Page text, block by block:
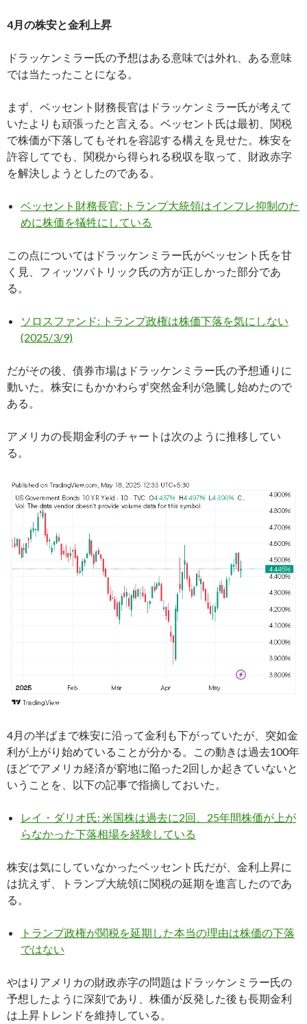
4月の株安と金利上昇
ドラッケンミラー氏の予想はある意味では外れ、ある意味
では当たったことになる。
まず、ベッセント財務長官はドラッケンミラー氏が考えて
いたよりも頑張ったと言える。ベッセント氏は最初、関税
で株価が下落してもそれを容認する構えを見せた。株安を
許容してでも、関税から得られる税収を取って、財政赤字
を解決しようとしたのである。
ベッセント財務長官: トランプ大統領はインフレ抑制のた
めに株価を犠牲にしている
この点についてはドラッケンミラー氏がベッセント氏を甘
く見、フィッツパトリック氏の方が正しかった部分であ
る。
ソロスファンド: トランプ政権は株価下落を気にしない
(2025/3/9)
だがその後、債券市場はドラッケンミラー氏の予想通りに
動いた。株安にもかかわらず突然金利が急騰し始めたので
ある。
アメリカの長期金利のチャートは次のように推移してい
る。
4月の半ばまで株安に沿って金利も下がっていたが、突如金
利が上がり始めていることが分かる。この動きは過去100年
ほどでアメリカ経済が窮地に陥った2回しか起きていないと
いうことを、以下の記事で指摘しておいた。
レイ・ダリオ氏: 米国株は過去に2回、25年間株価が上が
らなかった下落相場を経験している
株安は気にしていなかったベッセント氏だが、金利上昇に
は抗えず、トランプ大統領に関税の延期を進言したのであ
る。
トランプ政権が関税を延期した本当の理由は株価の下落
ではない
やはりアメリカの財政赤字の問題はドラッケンミラー氏の
予想したように深刻であり、株価が反発した後も長期金利
は上昇トレンドを維持している。